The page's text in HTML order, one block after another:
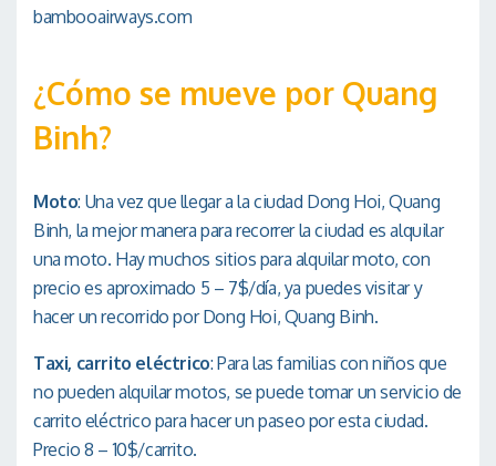
bambooairways.com
¿Cómo se mueve por Quang
Binh?
Moto: Una vez que llegar a la ciudad Dong Hoi, Quang
Binh, la mejor manera para recorrer la ciudad es alquilar
una moto. Hay muchos sitios para alquilar moto, con
precio es aproximado 5 – 7$/día, ya puedes visitar y
hacer un recorrido por Dong Hoi, Quang Binh.
Taxi, carrito eléctrico: Para las familias con niños que
no pueden alquilar motos, se puede tomar un servicio de
carrito eléctrico para hacer un paseo por esta ciudad.
Precio 8 – 10$/carrito.